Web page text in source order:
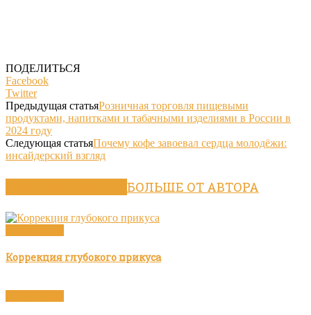
ПОДЕЛИТЬСЯ
Facebook
Twitter
Предыдущая статьяРозничная торговля пищевыми
продуктами, напитками и табачными изделиями в России в
2024 году
Следующая статьяПочему кофе завоевал сердца молодёжи:
инсайдерский взгляд
БОЛЬШЕ ОТ АВТОРА
Коррекция глубокого прикуса